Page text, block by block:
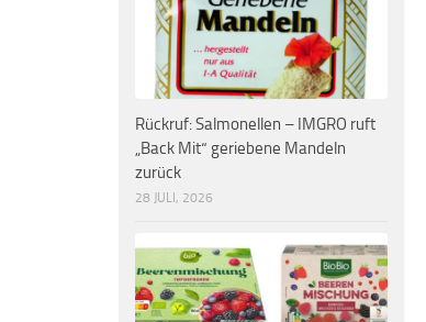
Rückruf: Salmonellen – IMGRO ruft
„Back Mit“ geriebene Mandeln
zurück
28 JULI, 2026